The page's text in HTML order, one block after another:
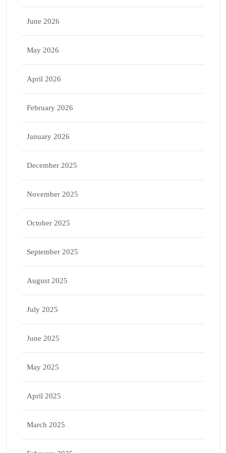
June 2026
May 2026
April 2026
February 2026
January 2026
December 2025
November 2025
October 2025
September 2025
August 2025
July 2025
June 2025
May 2025
April 2025
March 2025